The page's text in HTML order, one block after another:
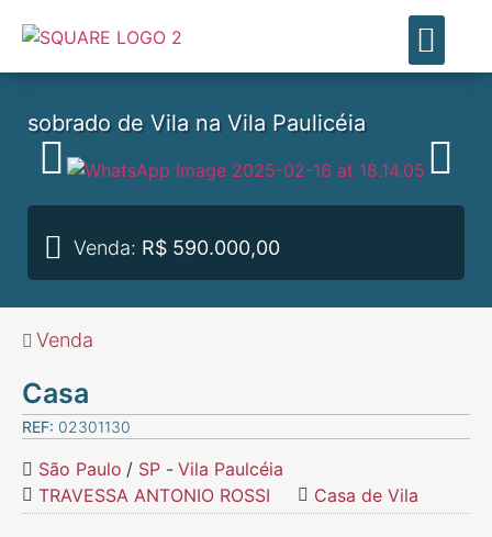
sobrado de Vila na Vila Paulicéia
Venda: R$ 590.000,00
Venda
Casa
REF: 02301130
São Paulo / SP - Vila Paulcéia
TRAVESSA ANTONIO ROSSI
Casa de Vila